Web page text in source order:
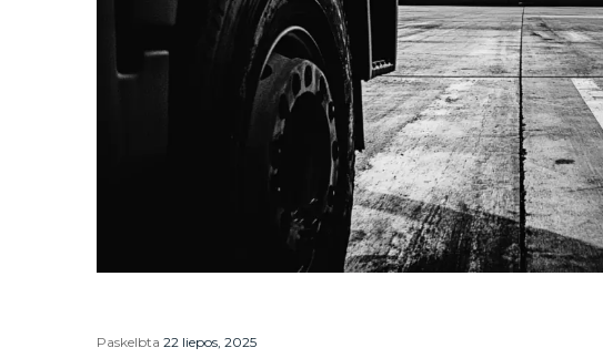
Paskelbta 22 liepos, 2025